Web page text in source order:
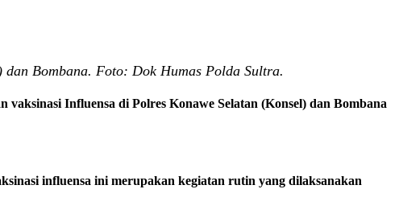
Bombana. Foto: Dok Humas Polda Sultra.
Influensa di Polres Konawe Selatan (Konsel) dan Bombana
influensa ini merupakan kegiatan rutin yang dilaksanakan